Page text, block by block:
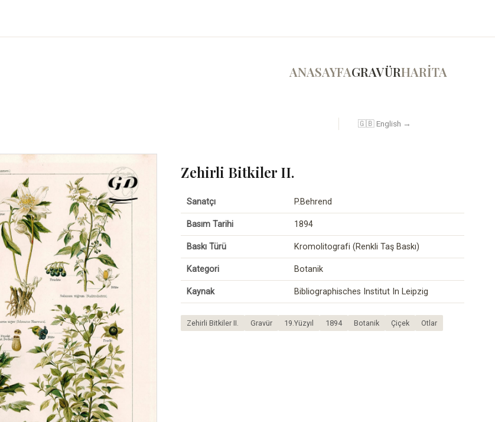
ANASAYFAGRAVÜRHARİTA
🇬🇧 English →
Zehirli Bitkiler II.
Sanatçı P.Behrend
Basım Tarihi 1894
Baskı Türü Kromolitografi (Renkli Taş Baskı)
Kategori Botanik
Kaynak Bibliographisches Institut In Leipzig
Zehirli Bitkiler II. Gravür 19.Yüzyıl 1894 Botanik Çiçek Otlar